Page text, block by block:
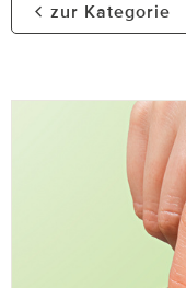
zur Kategorie